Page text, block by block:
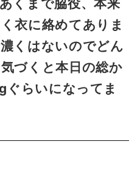
くまで脇役、本来
衣に絡めてありま
くはないのでどん
づくと本日の総か
ぐらいになってま